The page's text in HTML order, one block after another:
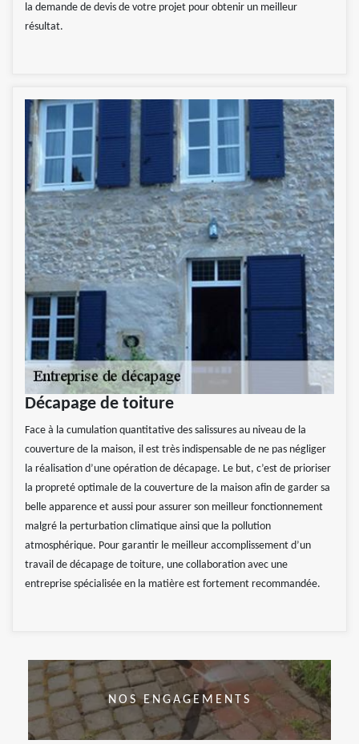
la demande de devis de votre projet pour obtenir un meilleur
résultat.
Décapage de toiture
Face à la cumulation quantitative des salissures au niveau de la
couverture de la maison, il est très indispensable de ne pas négliger
la réalisation d’une opération de décapage. Le but, c’est de prioriser
la propreté optimale de la couverture de la maison afin de garder sa
belle apparence et aussi pour assurer son meilleur fonctionnement
malgré la perturbation climatique ainsi que la pollution
atmosphérique. Pour garantir le meilleur accomplissement d’un
travail de décapage de toiture, une collaboration avec une
entreprise spécialisée en la matière est fortement recommandée.
NOS ENGAGEMENTS